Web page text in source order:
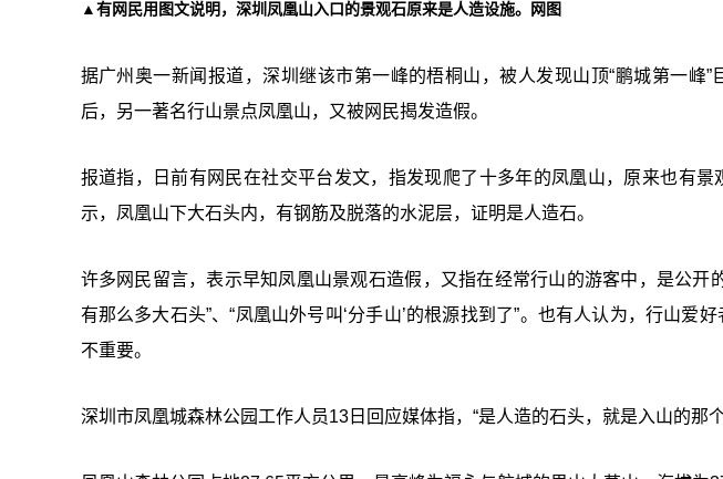
▲有网民用图文说明，深圳凤凰山入口的景观石原来是人造设施。网图
据广州奥一新闻报道，深圳继该市第一峰的梧桐山，被人发现山顶“鹏城第一峰
后，另一著名行山景点凤凰山，又被网民揭发造假。
报道指，日前有网民在社交平台发文，指发现爬了十多年的凤凰山，原来也有
示，凤凰山下大石头内，有钢筋及脱落的水泥层，证明是人造石。
许多网民留言，表示早知凤凰山景观石造假，又指在经常行山的游客中，是公开
有那么多大石头”、“凤凰山外号叫‘分手山’的根源找到了”。也有人认为，行山爱
不重要。
深圳市凤凰城森林公园工作人员13日回应媒体指，“是人造的石头，就是入山的那